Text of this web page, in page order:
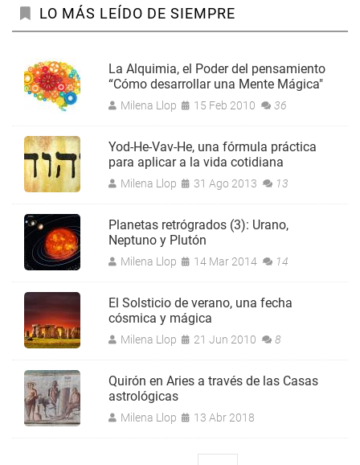
LO MÁS LEÍDO DE SIEMPRE
La Alquimia, el Poder del pensamiento
“Cómo desarrollar una Mente Mágica"
Milena Llop 15 Feb 2010 36
Yod-He-Vav-He, una fórmula práctica
para aplicar a la vida cotidiana
Milena Llop 31 Ago 2013 13
Planetas retrógrados (3): Urano,
Neptuno y Plutón
Milena Llop 14 Mar 2014 14
El Solsticio de verano, una fecha
cósmica y mágica
Milena Llop 21 Jun 2010 8
Quirón en Aries a través de las Casas
astrológicas
Milena Llop 13 Abr 2018